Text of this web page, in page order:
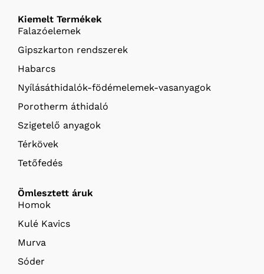
Kiemelt Termékek
Falazóelemek
Gipszkarton rendszerek
Habarcs
Nyílásáthidalók-födémelemek-vasanyagok
Porotherm áthidaló
Szigetelő anyagok
Térkövek
Tetőfedés
Ömlesztett áruk
Homok
Kulé Kavics
Murva
Sóder